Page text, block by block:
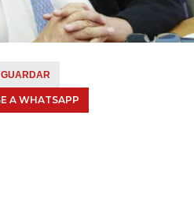
GUARDAR
A WHATSAPP